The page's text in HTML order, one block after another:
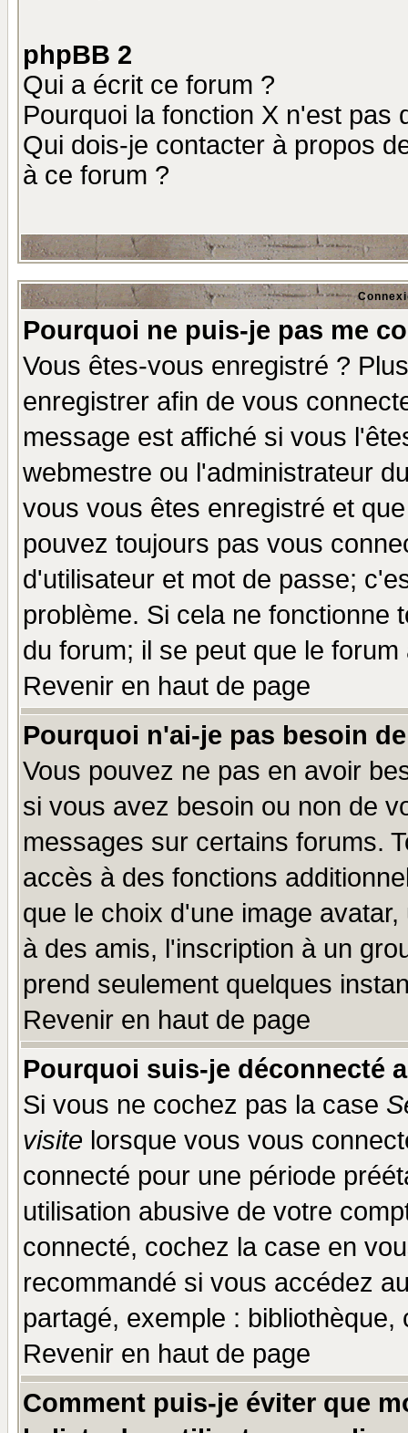
phpBB 2
Qui a écrit ce forum ?
Pourquoi la fonction X n'est pas
Qui dois-je contacter à propos
à ce forum ?
Pourquoi ne puis-je pas me
Vous êtes-vous enregistré ?
enregistrer afin de vous
message est affiché si vous
webmestre ou l'administrateur
vous vous êtes enregistré et
pouvez toujours pas vous
d'utilisateur et mot de passe;
problème. Si cela ne fonctionne
du forum; il se peut que le
Revenir en haut de page
Pourquoi n'ai-je pas besoin
Vous pouvez ne pas en avoir
si vous avez besoin ou non de
messages sur certains forums.
accès à des fonctions
que le choix d'une image
à des amis, l'inscription à un
prend seulement quelques
Revenir en haut de page
Pourquoi suis-je déconnecté
Si vous ne cochez pas la case
visite lorsque vous vous
connecté pour une période
utilisation abusive de votre
connecté, cochez la case en
recommandé si vous accédez
partagé, exemple :
Revenir en haut de page
Comment puis-je éviter que